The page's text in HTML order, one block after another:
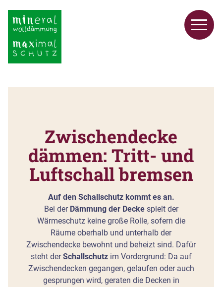
Zwischendecke
dämmen: Tritt- und
Luftschall bremsen
Auf den Schallschutz kommt es an.
Bei der Dämmung der Deckespielt der
Wärmeschutz keine große Rolle, sofern die
Räume oberhalb und unterhalb der
Zwischendecke bewohnt und beheizt sind. Dafür
steht derSchallschutzim Vordergrund: Da auf
Zwischendecken gegangen, gelaufen oder auch
gesprungen wird, geraten die Decken in